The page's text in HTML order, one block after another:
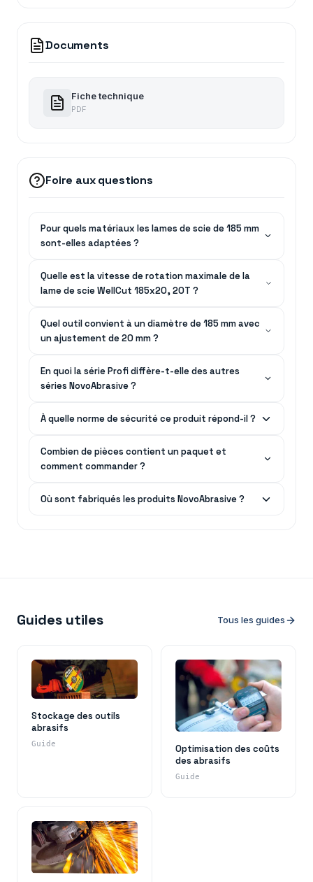
Documents
Fiche technique
PDF
Foire aux questions
Pour quels matériaux les lames de scie de 185 mm
sont-elles adaptées ?
Quelle est la vitesse de rotation maximale de la
lame de scie WellCut 185x20, 20T ?
Quel outil convient à un diamètre de 185 mm avec
un ajustement de 20 mm ?
En quoi la série Profi diffère-t-elle des autres
séries NovoAbrasive ?
À quelle norme de sécurité ce produit répond-il ?
Combien de pièces contient un paquet et
comment commander ?
Où sont fabriqués les produits NovoAbrasive ?
Guides utiles Tous les guides
Stockage des outils
abrasifs
Guide
Optimisation des coûts
des abrasifs
Guide